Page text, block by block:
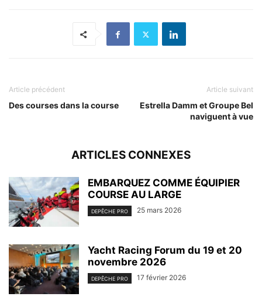
Article précédent
Des courses dans la course
Article suivant
Estrella Damm et Groupe Bel
naviguent à vue
ARTICLES CONNEXES
EMBARQUEZ COMME ÉQUIPIER
COURSE AU LARGE
DEPÊCHE PRO 25 mars 2026
Yacht Racing Forum du 19 et 20
novembre 2026
DEPÊCHE PRO 17 février 2026